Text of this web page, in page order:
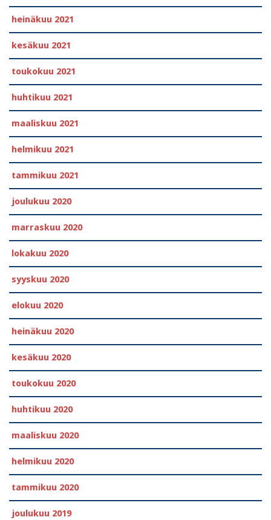
heinäkuu 2021
kesäkuu 2021
toukokuu 2021
huhtikuu 2021
maaliskuu 2021
helmikuu 2021
tammikuu 2021
joulukuu 2020
marraskuu 2020
lokakuu 2020
syyskuu 2020
elokuu 2020
heinäkuu 2020
kesäkuu 2020
toukokuu 2020
huhtikuu 2020
maaliskuu 2020
helmikuu 2020
tammikuu 2020
joulukuu 2019